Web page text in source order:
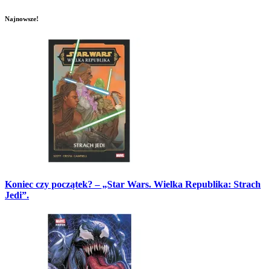
Najnowsze!
Koniec czy początek? – „Star Wars. Wielka Republika: Strach
Jedi”.